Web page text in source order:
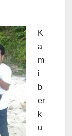
K
a
m
i
b
er
k
u